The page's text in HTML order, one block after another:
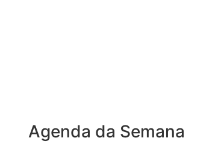
Agenda da Semana